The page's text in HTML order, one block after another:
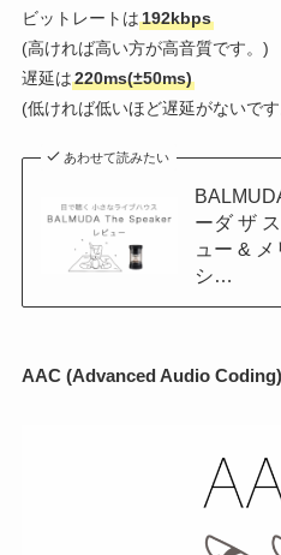
ビットレートは192kbps
(高ければ高い方が高音質です。)
遅延は220ms(±50ms)
(低ければ低いほど遅延がないです
あわせて読みたい
ーダ ザ
ュー &
シ…
AAC (Advanced Audio Coding)